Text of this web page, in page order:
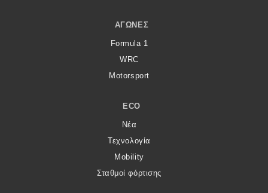
ΑΓΏΝΕΣ
Formula 1
WRC
Motorsport
ECO
Νέα
Τεχνολογία
Mobility
Σταθμοί φόρτισης